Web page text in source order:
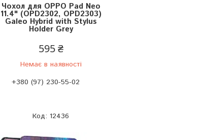
Чохол для OPPO Pad Neo
11.4" (OPD2302, OPD2303)
Galeo Hybrid with Stylus
Holder Grey
595 ₴
Немає в наявності
+380 (97) 230-55-02
12436